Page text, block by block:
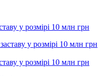
у розмірі 10 млн грн
у розмірі 10 млн грн